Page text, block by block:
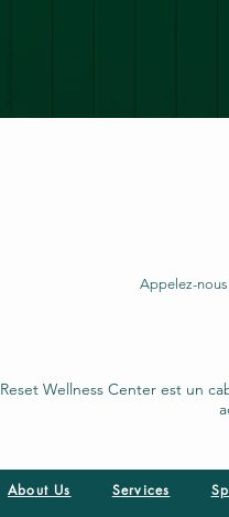
Appelez-
Reset Wellness Center est un
About Us Services